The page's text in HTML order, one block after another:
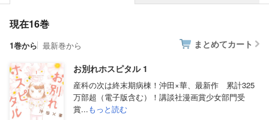
現在16巻
1巻から 最新巻から まとめてカート
お別れホスピタル 1
産科の次は終末期病棟！沖田×華、最新作 累計325
万部超（電子版含む）！講談社漫画賞少女部門受
賞...もっと読む